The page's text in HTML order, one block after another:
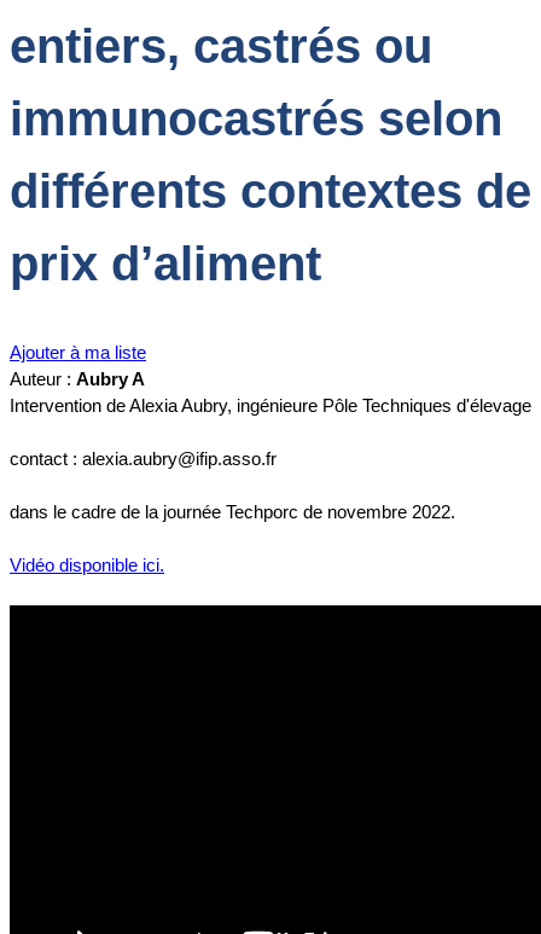
entiers, castrés ou
immunocastrés selon
différents contextes de
prix d’aliment
Ajouter à ma liste
Auteur : Aubry A
Intervention de Alexia Aubry, ingénieure Pôle Techniques d'élevage
contact : alexia.aubry@ifip.asso.fr
dans le cadre de la journée Techporc de novembre 2022.
Vidéo disponible ici.